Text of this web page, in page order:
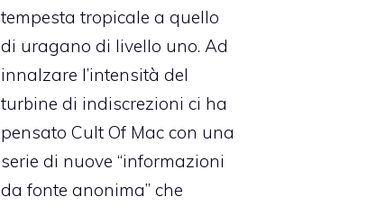
tempesta tropicale a quello
di uragano di livello uno. Ad
innalzare l’intensità del
turbine di indiscrezioni ci ha
pensatoCult Of Mac con una
serie di nuove “informazioni
da fonte anonima” che